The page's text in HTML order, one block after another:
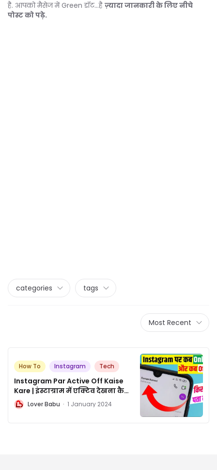
है. आपको मैसेज में Green डॉट...है ज़्यादा जानकारी के लिए नीचे
पोस्ट को पढ़े.
categories tags
Most Recent
How To Instagram Tech
Instagram Par Active Off Kaise
Kare | इंस्टाग्राम में एक्टिव देखना कैसे
बंद करें
L Lover Babu · 1 January 2024